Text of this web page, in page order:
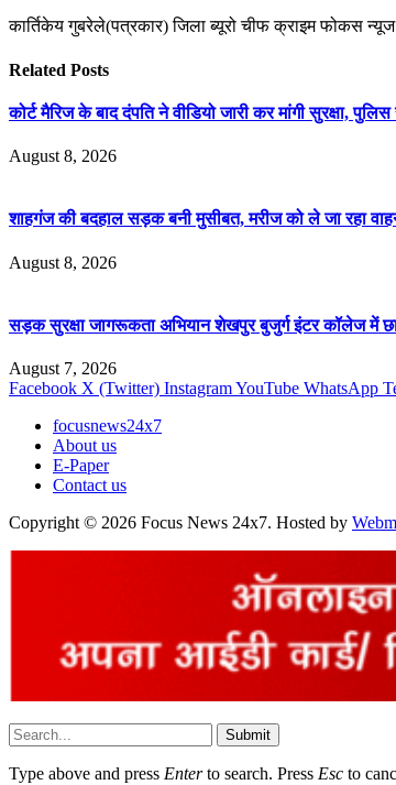
कार्तिकेय गुबरेले(पत्रकार) जिला ब्यूरो चीफ क्राइम फोकस
Related Posts
कोर्ट मैरिज के बाद दंपति ने वीडियो जारी कर मांगी सुरक्षा,
August 8, 2026
शाहगंज की बदहाल सड़क बनी मुसीबत, मरीज को ले जा रहा
August 8, 2026
सड़क सुरक्षा जागरूकता अभियान शेखपुर बुजुर्ग इंटर कॉलेज में
August 7, 2026
Facebook X (Twitter) InstagramYouTube WhatsApp
focusnews24x7
About us
E-Paper
Contact us
Copyright © 2026 Focus News 24x7. Hosted by
Submit
Type above and press Enterto search. Press Esc to